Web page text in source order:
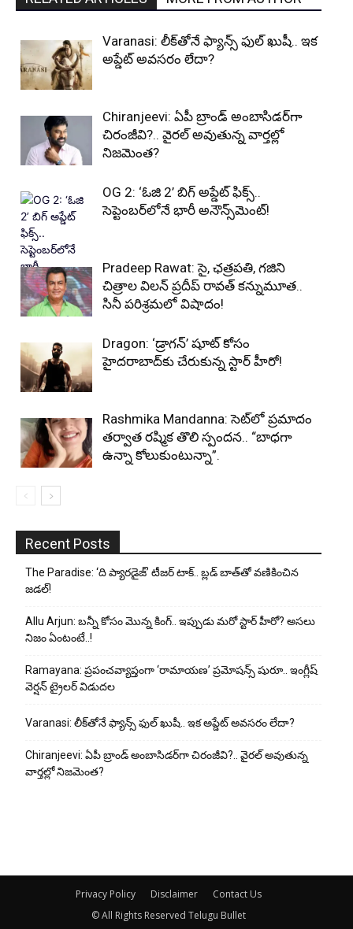
Varanasi: లీక్‌తోనే ఫ్యాన్స్ ఫుల్ ఖుషీ.. ఇక
అప్డేట్ అవసరం లేదా?
Chiranjeevi: ఏపీ బ్రాండ్ అంబాసిడర్‌గా
చిరంజీవి?.. వైరల్ అవుతున్న వార్తల్లో
నిజమెంత?
OG 2: ‘ఓజి 2’ బిగ్ అప్డేట్ ఫిక్స్..
సెప్టెంబర్‌లోనే భారీ అనౌన్స్‌మెంట్!
Pradeep Rawat: సై, ఛత్రపతి, గజిని
చిత్రాల విలన్ ప్రదీప్ రావత్ కన్నుమూత..
సినీ పరిశ్రమలో విషాదం!
Dragon: ‘డ్రాగన్’ షూట్ కోసం
హైదరాబాద్‌కు చేరుకున్న స్టార్ హీరో!
Rashmika Mandanna: సెట్‌లో ప్రమాదం
తర్వాత రష్మిక తొలి స్పందన.. “బాధగా
ఉన్నా కోలుకుంటున్నా”.
Recent Posts
The Paradise: ‘ది ప్యారడైజ్’ టీజర్ టాక్.. బ్లడ్ బాత్‌తో వణికించిన
జడల్!
Allu Arjun: బన్నీ కోసం మొన్న కింగ్.. ఇప్పుడు మరో స్టార్ హీరో? అసలు
నిజం ఏంటంటే..!
Ramayana: ప్రపంచవ్యాప్తంగా ‘రామాయణ’ ప్రమోషన్స్ షురూ.. ఇంగ్లీష్
వెర్షన్ ట్రైలర్ విడుదల
Varanasi: లీక్‌తోనే ఫ్యాన్స్ ఫుల్ ఖుషీ.. ఇక అప్డేట్ అవసరం లేదా?
Chiranjeevi: ఏపీ బ్రాండ్ అంబాసిడర్‌గా చిరంజీవి?.. వైరల్ అవుతున్న
వార్తల్లో నిజమెంత?
Privacy Policy Disclaimer
Contact Us
© All Rights Reserved Telugu Bullet